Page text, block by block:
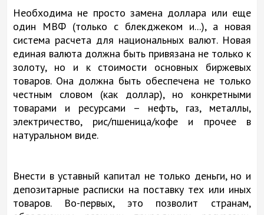
Необходима не просто замена доллара или еще
один МВФ (только с блекджеком и...), а новая
система расчета для национальных валют. Новая
единая валюта должна быть привязана не только к
золоту, но и к стоимости основных биржевых
товаров. Она должна быть обеспечена не только
честным словом (как доллар), но конкретными
товарами и ресурсами – нефть, газ, металлы,
электричество, рис/пшеница/кофе и прочее в
натуральном виде.
Внести в уставный капитал не только деньги, но и
депозитарные расписки на поставку тех или иных
товаров. Во-первых, это позволит странам,